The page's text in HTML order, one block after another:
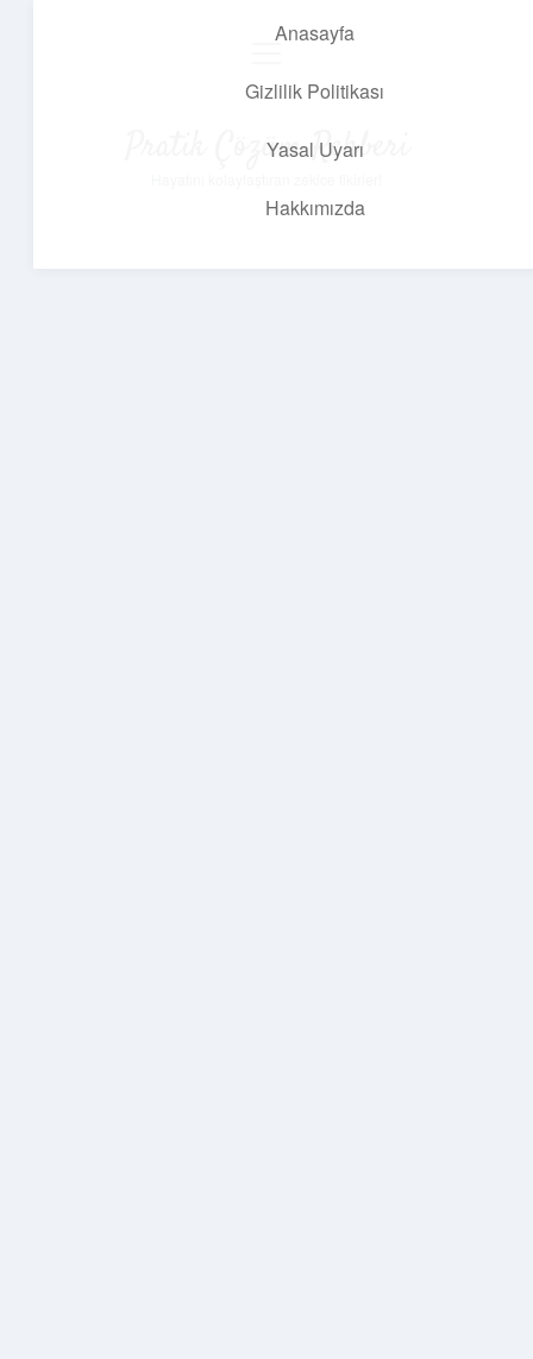
Anasayfa
Gizlilik Politikası
Yasal Uyarı
Hakkımızda
Pratik Çözüm Rehberi